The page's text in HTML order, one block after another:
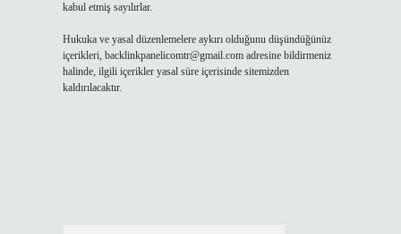
kabul etmiş sayılırlar.
Hukuka ve yasal düzenlemelere aykırı olduğunu düşündüğünüz
içerikleri, backlinkpanelicomtr@gmail.comadresine bildirmeniz
halinde, ilgili içerikler yasal süre içerisinde sitemizden
kaldırılacaktır.